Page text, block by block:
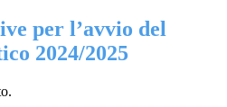
per l’avvio del
2024/2025